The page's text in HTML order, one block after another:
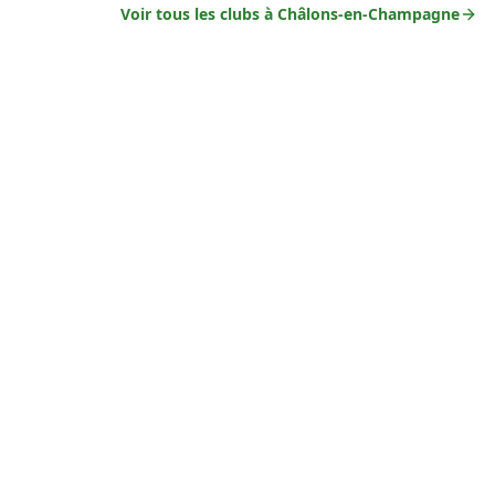
Voir tous les clubs à Châlons-en-Champagne